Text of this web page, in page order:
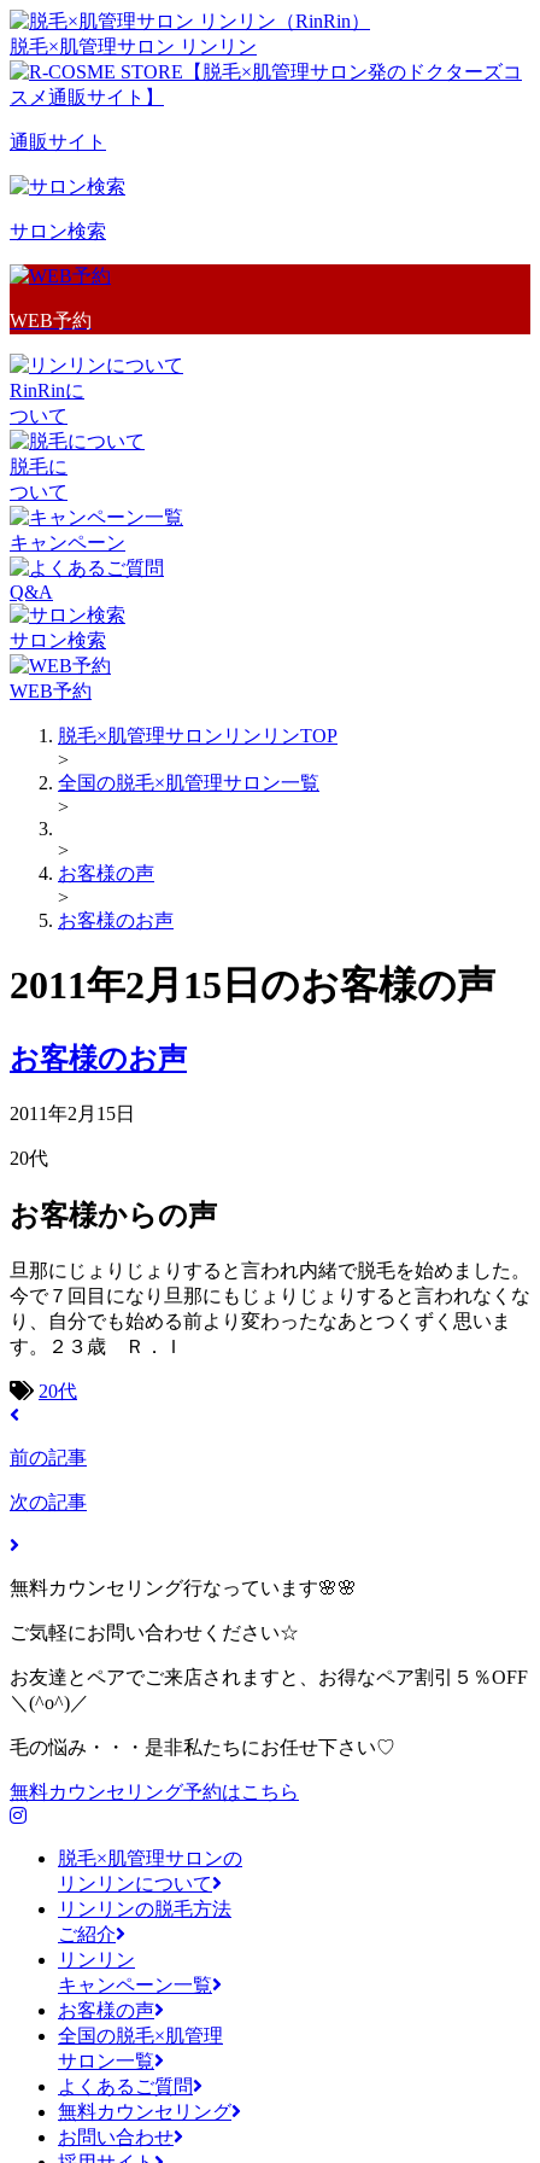
脱毛×肌管理サロン リンリン
通販サイト
サロン検索
WEB予約
RinRinに
ついて
脱毛に
ついて
キャンペーン
Q&A
サロン検索
WEB予約
脱毛×肌管理サロンリンリンTOP
>
全国の脱毛×肌管理サロン一覧
>
>
お客様の声
>
お客様のお声
2011年2月15日のお客様の声
お客様のお声
2011年2月15日
20代
お客様からの声
旦那にじょりじょりすると言われ内緒で脱毛を始めました。
今で７回目になり旦那にもじょりじょりすると言われなくな
り、自分でも始める前より変わったなあとつくずく思いま
す。２３歳 Ｒ．Ｉ
20代
前の記事
次の記事
無料カウンセリング行なっています🌸🌸
ご気軽にお問い合わせください☆
お友達とペアでご来店されますと、お得なペア割引５％OFF
＼(^o^)／
毛の悩み・・・是非私たちにお任せ下さい♡
無料カウンセリング予約はこちら
脱毛×肌管理サロンの
リンリンについて
リンリンの脱毛方法
ご紹介
リンリン
キャンペーン一覧
お客様の声
全国の脱毛×肌管理
サロン一覧
よくあるご質問
無料カウンセリング
お問い合わせ